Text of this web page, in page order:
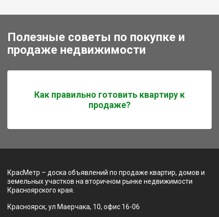
Полезные советы по покупке и
продаже недвижимости
Как правильно готовить квартиру к
продаже?
КрасМетр – доска объявлений по продаже квартир, домов и
земельных участков на вторичном рынке недвижимости
Красноярского края.
Красноярск, ул Маерчака, 10, офис 16-06